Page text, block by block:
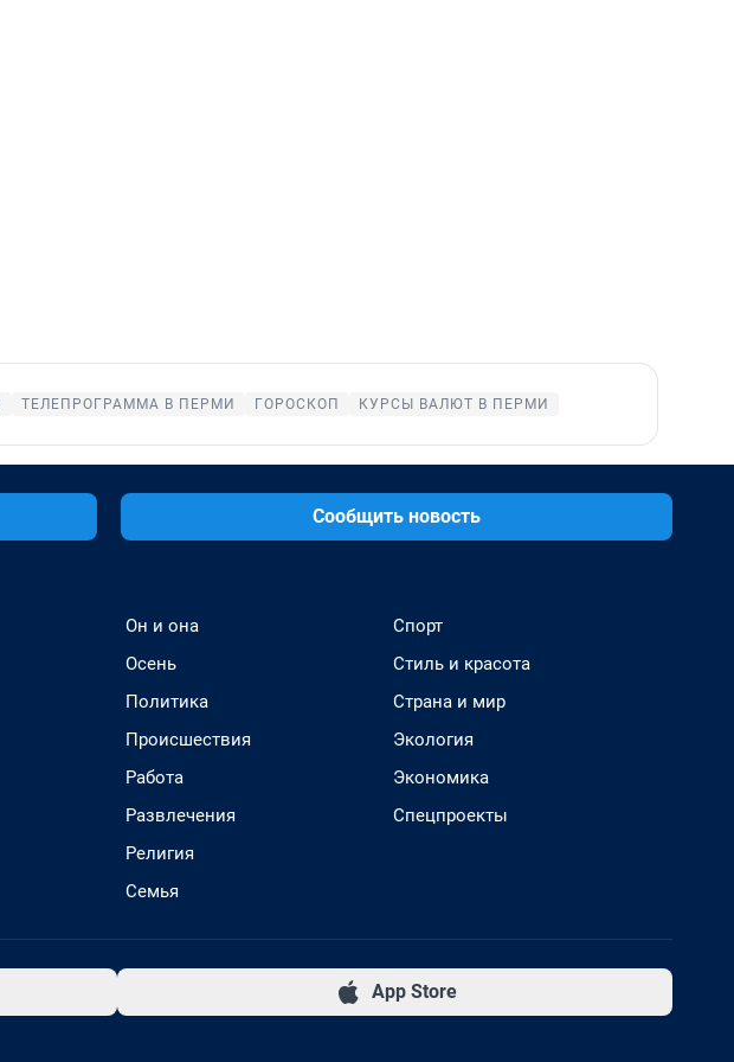
ТЕЛЕПРОГРАММА В ПЕРМИ ГОРОСКОП КУРСЫ ВАЛЮТ В ПЕРМИ
Сообщить новость
Он и она
Осень
Политика
Происшествия
Работа
Развлечения
Религия
Семья
Спорт
Стиль и красота
Страна и мир
Экология
Экономика
Спецпроекты
App Store